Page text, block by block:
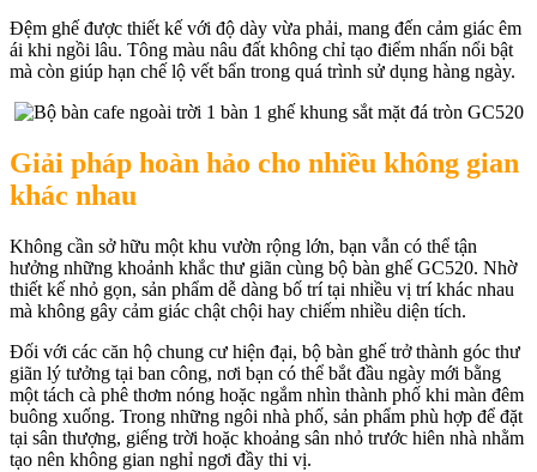
Đệm ghế được thiết kế với độ dày vừa phải, mang đến cảm giác êm
ái khi ngồi lâu. Tông màu nâu đất không chỉ tạo điểm nhấn nổi bật
mà còn giúp hạn chế lộ vết bẩn trong quá trình sử dụng hàng ngày.
Giải pháp hoàn hảo cho nhiều không gian
khác nhau
Không cần sở hữu một khu vườn rộng lớn, bạn vẫn có thể tận
hưởng những khoảnh khắc thư giãn cùng bộ bàn ghế GC520. Nhờ
thiết kế nhỏ gọn, sản phẩm dễ dàng bố trí tại nhiều vị trí khác nhau
mà không gây cảm giác chật chội hay chiếm nhiều diện tích.
Đối với các căn hộ chung cư hiện đại, bộ bàn ghế trở thành góc thư
giãn lý tưởng tại ban công, nơi bạn có thể bắt đầu ngày mới bằng
một tách cà phê thơm nóng hoặc ngắm nhìn thành phố khi màn đêm
buông xuống. Trong những ngôi nhà phố, sản phẩm phù hợp để đặt
tại sân thượng, giếng trời hoặc khoảng sân nhỏ trước hiên nhà nhằm
tạo nên không gian nghỉ ngơi đầy thi vị.